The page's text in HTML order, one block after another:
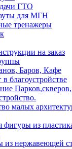
ГТО
для МГН
тренажеры
на заказ
Баров, Кафе
благоустройстве
малых
фигуры из
из нержавеющей